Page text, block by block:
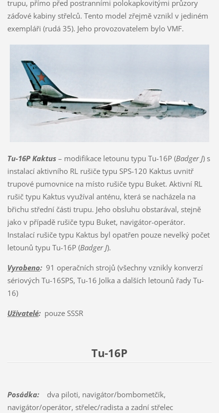
trupu, přímo před postranními polokapkovitými průzory
záďové kabiny střelců. Tento model zřejmě vznikl v jediném
exempláři (rudá 35). Jeho provozovatelem bylo VMF.
Tu-16P Kaktus– modifikace letounu typu Tu-16P (Badger J) s
instalací aktivního RL rušiče typu SPS-120 Kaktus uvnitř
trupové pumovnice na místo rušiče typu Buket. Aktivní RL
rušič typu Kaktus využíval anténu, která se nacházela na
břichu střední části trupu. Jeho obsluhu obstarával, stejně
jako v případě rušiče typu Buket, navigátor-operátor.
Instalací rušiče typu Kaktus byl opatřen pouze nevelký počet
letounů typu Tu-16P (Badger J).
Vyrobeno:91 operačních strojů (všechny vznikly konverzí
sériových Tu-16SPS, Tu-16 Jolka a dalších letounů řady Tu-
16)
Uživatelé:pouze SSSR
Tu-16P
Posádka:dva piloti, navigátor/bombometčík,
navigátor/operátor, střelec/radista a zadní střelec